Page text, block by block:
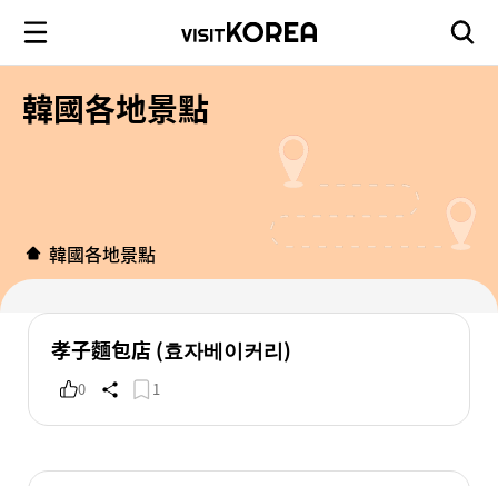
韓國各地景點
韓國各地景點
孝子麵包店 (효자베이커리)
0 1